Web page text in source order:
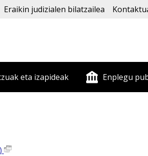
Eraikin judizialen bilatzailea
eta izapideak Enplegu